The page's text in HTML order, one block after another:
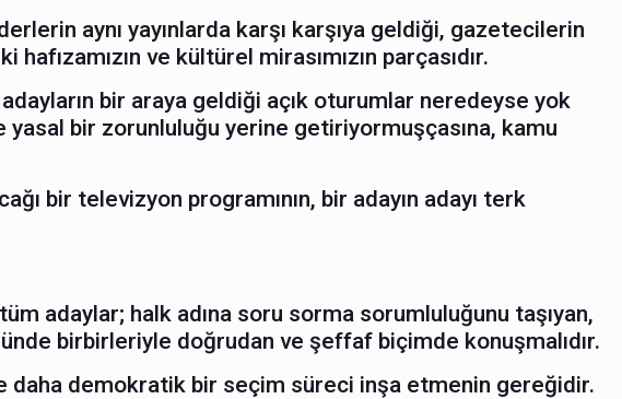
aynı yayınlarda karşı karşıya geldiği, gazetecilerin
ve kültürel mirasımızın parçasıdır.
bir araya geldiği açık oturumlar neredeyse yok
bir zorunluluğu yerine getiriyormuşçasına, kamu
bir televizyon programının, bir adayın adayı terk
adaylar; halk adına soru sorma sorumluluğunu taşıyan,
birbirleriyle doğrudan ve şeffaf biçimde konuşmalıdır.
daha demokratik bir seçim süreci inşa etmenin gereğidir.